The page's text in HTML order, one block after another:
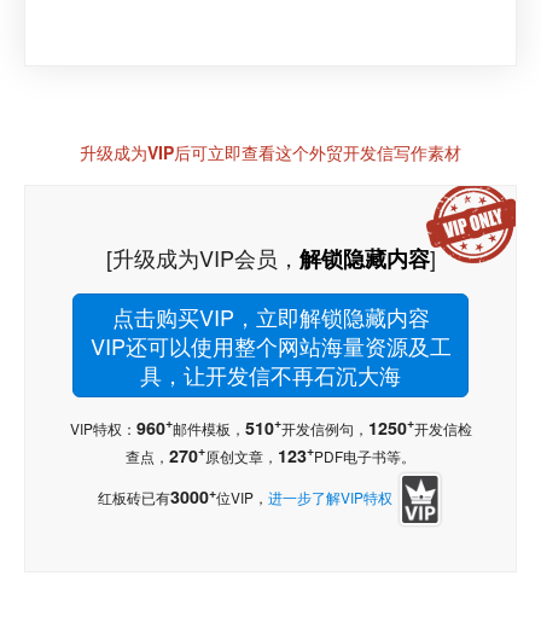
升级成为VIP后可立即查看这个外贸开发信写作素材
[升级成为VIP会员， 解锁隐藏内容]
点击购买VIP，立即解锁隐藏内容
VIP还可以使用整个网站海量资源及工
具，让开发信不再石沉大海
VIP特权： 960+邮件模板， 510+开发信例句， 1250+开发信检
查点， 270+原创文章， 123+PDF电子书等。
红板砖已有3000+位VIP， 进一步了解VIP特权